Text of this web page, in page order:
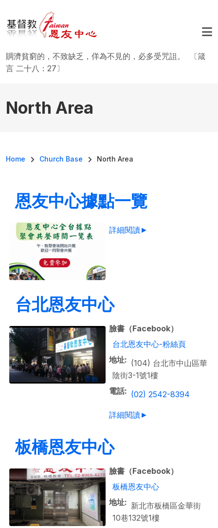
賙濟貧窮的，不致缺乏，佯為不見的，必多受咒詛。 〔箴
言 二十八：27〕
North Area
導航連結
Home Church Base North Area
恩友中心據點一覽
詳細閱讀►
台北恩友中心
臉書（Facebook）
台北恩友中心-粉絲頁
地址
(104) 台北市中山區華
陰街3-1號1樓
電話
(02) 2542-8394
詳細閱讀►
板橋恩友中心
臉書（Facebook）
板橋恩友中心
地址
新北市板橋區金華街
10巷132號1樓